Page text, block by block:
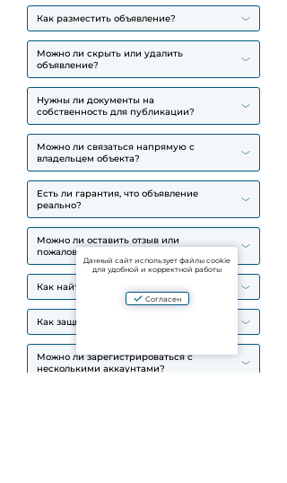
Как разместить объявление?
Можно ли скрыть или удалить
объявление?
Нужны ли документы на
собственность для публикации?
Можно ли связаться напрямую с
владельцем объекта?
Есть ли гарантия, что объявление
реально?
Можно ли оставить отзыв или
пожаловаться на объект?
Как найти нужный объект?
Как защищены мои данные?
Можно ли зарегистрироваться с
несколькими аккаунтами?
Данный сайт использует файлы cookie
для удобной и корректной работы
Согласен